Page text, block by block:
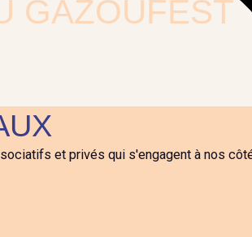
GAZOUFEST
et contribuer à la création
scène artistique locale, en favorisant
et privés qui s'engagent à nos